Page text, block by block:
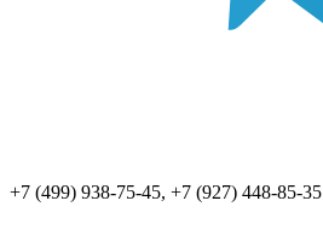
+7 (499) 938-75-45, +7 (927) 448-85-35